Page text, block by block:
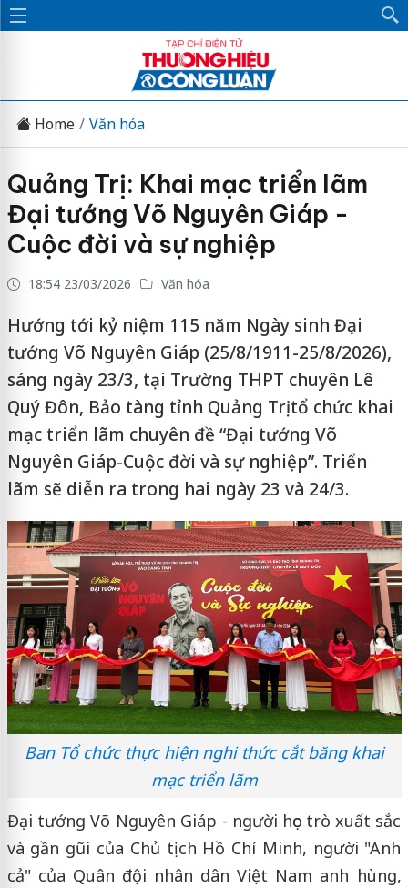
Home Văn hóa
Quảng Trị: Khai mạc triển lãm
Đại tướng Võ Nguyên Giáp -
Cuộc đời và sự nghiệp
18:54 23/03/2026 Văn hóa
Hướng tới kỷ niệm 115 năm Ngày sinh Đại
tướng Võ Nguyên Giáp (25/8/1911-25/8/2026),
sáng ngày 23/3, tại Trường THPT chuyên Lê
Quý Đôn, Bảo tàng tỉnh Quảng Trị tổ chức khai
mạc triển lãm chuyên đề “Đại tướng Võ
Nguyên Giáp-Cuộc đời và sự nghiệp”. Triển
lãm sẽ diễn ra trong hai ngày 23 và 24/3.
Ban Tổ chức thực hiện nghi thức cắt băng khai
mạc triển lãm
Đại tướng Võ Nguyên Giáp - người học trò xuất sắc
và gần gũi của Chủ tịch Hồ Chí Minh, người "Anh
cả" của Quân đội nhân dân Việt Nam anh hùng,